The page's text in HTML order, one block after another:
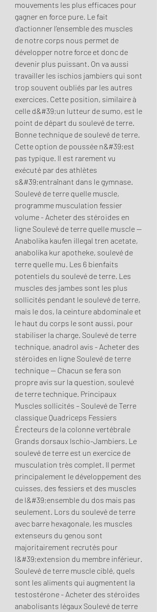
mouvements les plus efficaces pour
gagner en force pure. Le fait
d’actionner l’ensemble des muscles
de notre corps nous permet de
développer notre force et donc de
devenir plus puissant. On va aussi
travailler les ischios jambiers qui sont
trop souvent oubliés par les autres
exercices. Cette position, similaire à
celle d&#39;un lutteur de sumo, est le
point de départ du soulevé de terre.
Bonne technique de soulevé de terre.
Cette option de poussée n&#39;est
pas typique. Il est rarement vu
exécuté par des athlètes
s&#39;entraînant dans le gymnase.
Soulevé de terre quelle muscle,
programme musculation fessier
volume - Acheter des stéroïdes en
ligne Soulevé de terre quelle muscle --
Anabolika kaufen illegal tren acetate,
anabolika kur apotheke, soulevé de
terre quelle mu. Les 6 bienfaits
potentiels du soulevé de terre. Les
muscles des jambes sont les plus
sollicités pendant le soulevé de terre,
mais le dos, la ceinture abdominale et
le haut du corps le sont aussi, pour
stabiliser la charge. Soulevé de terre
technique, anadrol avis - Acheter des
stéroïdes en ligne Soulevé de terre
technique -- Chacun se fera son
propre avis sur la question, soulevé
de terre technique. Principaux
Muscles sollicités – Soulevé de Terre
classique Quadriceps Fessiers
Érecteurs de la colonne vertébrale
Grands dorsaux Ischio-Jambiers. Le
soulevé de terre est un exercice de
musculation très complet. Il permet
principalement le développement des
cuisses, des fessiers et des muscles
de l&#39;ensemble du dos mais pas
seulement. Lors du soulevé de terre
avec barre hexagonale, les muscles
extenseurs du genou sont
majoritairement recrutés pour
l&#39;extension du membre inférieur.
Soulevé de terre muscle ciblé, quels
sont les aliments qui augmentent la
testostérone - Acheter des stéroïdes
anabolisants légaux Soulevé de terre